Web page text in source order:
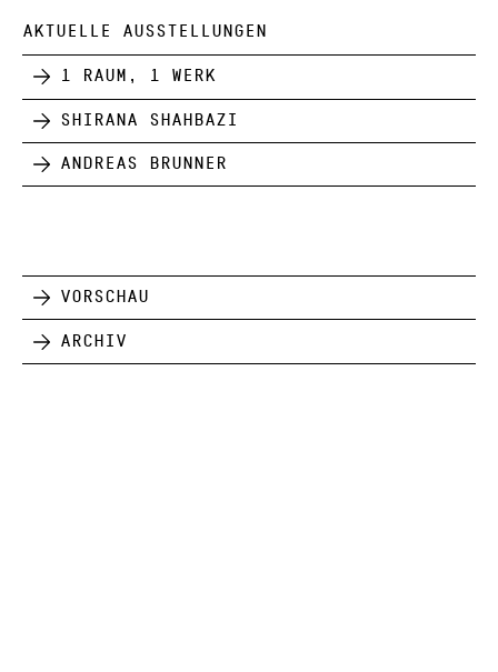
AKTUELLE AUSSTELLUNGEN
1 Raum, 1 Werk
Shirana Shahbazi
Andreas Brunner
Vorschau
Archiv